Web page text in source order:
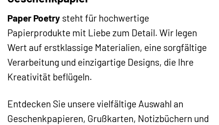
Paper Poetry steht für hochwertige
Papierprodukte mit Liebe zum Detail. Wir legen
Wert auf erstklassige Materialien, eine sorgfältige
Verarbeitung und einzigartige Designs, die Ihre
Kreativität beflügeln.
Entdecken Sie unsere vielfältige Auswahl an
Geschenkpapieren, Grußkarten, Notizbüchern und